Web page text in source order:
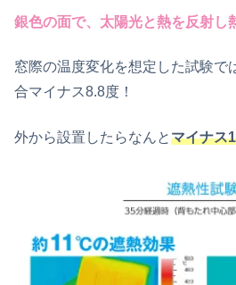
銀色の面で、太陽光と熱を反射し
窓際の温度変化を想定した試験で
合マイナス8.8度！
外から設置したらなんとマイナス